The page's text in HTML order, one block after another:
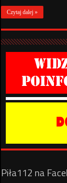
Czytaj dalej »
Piła112 na